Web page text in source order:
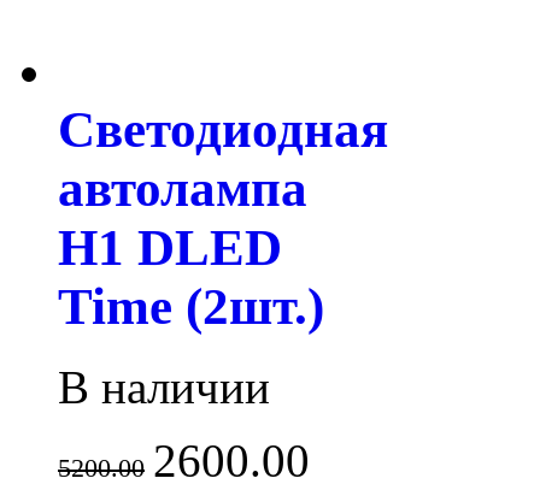
Светодиодная
автолампа
H1 DLED
Time (2шт.)
В наличии
5200.00 2600.00